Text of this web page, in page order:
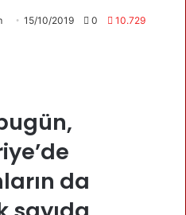
15/10/2019 0 10.729
da